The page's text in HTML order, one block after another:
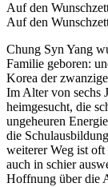
Auf den
Auf den
Chung Syn Yang
Familie geboren:
Korea der
Im Alter von sechs
heimgesucht, die
ungeheuren
die
weiterer Weg ist
auch in schier
Hoffnung über die